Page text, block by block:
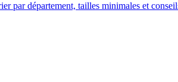
par département, tailles minimales et